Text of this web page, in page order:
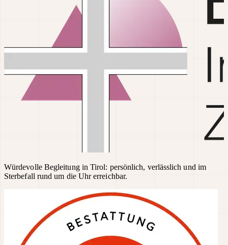
Würdevolle Begleitung in Tirol: persönlich, verlässlich und im
Sterbefall rund um die Uhr erreichbar.